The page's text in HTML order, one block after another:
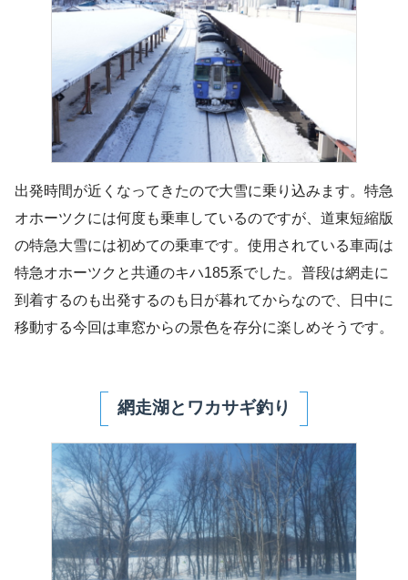
出発時間が近くなってきたので大雪に乗り込みます。特急
オホーツクには何度も乗車しているのですが、道東短縮版
の特急大雪には初めての乗車です。使用されている車両は
特急オホーツクと共通のキハ185系でした。普段は網走に
到着するのも出発するのも日が暮れてからなので、日中に
移動する今回は車窓からの景色を存分に楽しめそうです。
網走湖とワカサギ釣り